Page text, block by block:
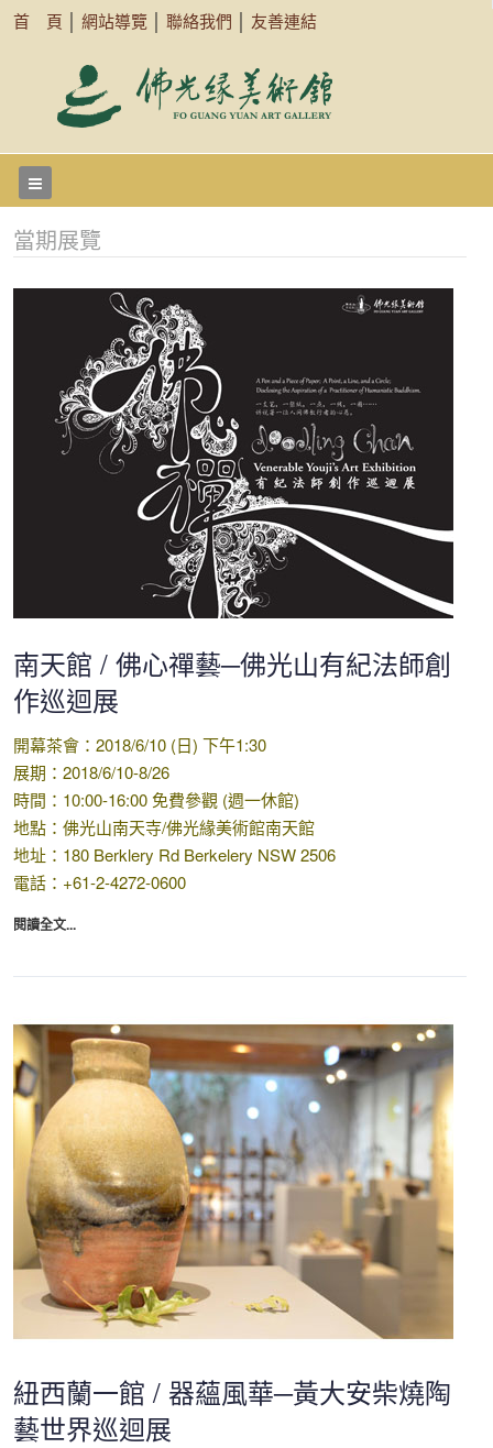
首 頁 網站導覽 聯絡我們 友善連結
當期展覽
南天館 / 佛心禪藝─佛光山有紀法師創
作巡迴展
開幕茶會：2018/6/10 (日) 下午1:30
展期：2018/6/10-8/26
時間：10:00-16:00 免費參觀 (週一休館)
地點：佛光山南天寺/佛光緣美術館南天館
地址：180 Berklery Rd Berkelery NSW 2506
電話：+61-2-4272-0600
閱讀全文...
紐西蘭一館 / 器蘊風華─黃大安柴燒陶
藝世界巡迴展